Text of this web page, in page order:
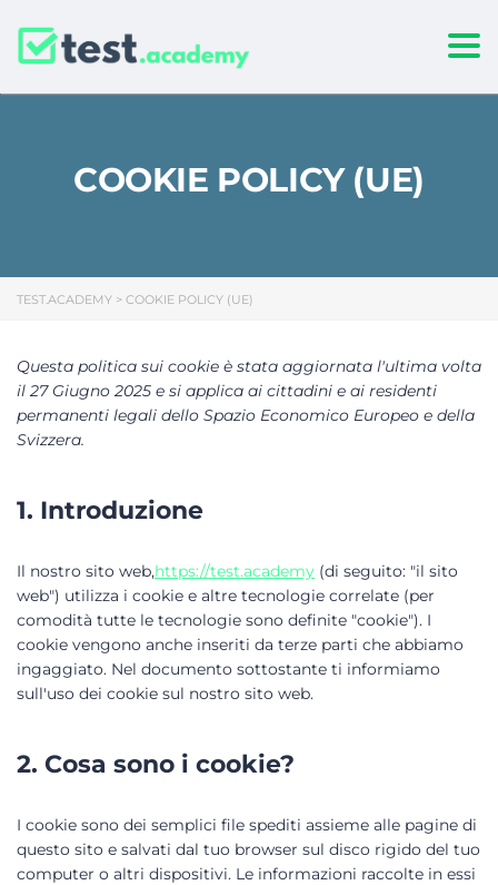
COOKIE POLICY (UE)
TEST.ACADEMY > COOKIE POLICY (UE)
Questa politica sui cookie è stata aggiornata l'ultima volta
il 27 Giugno 2025 e si applica ai cittadini e ai residenti
permanenti legali dello Spazio Economico Europeo e della
Svizzera.
1. Introduzione
Il nostro sito web,https://test.academy (di seguito: "il sito
web") utilizza i cookie e altre tecnologie correlate (per
comodità tutte le tecnologie sono definite "cookie"). I
cookie vengono anche inseriti da terze parti che abbiamo
ingaggiato. Nel documento sottostante ti informiamo
sull'uso dei cookie sul nostro sito web.
2. Cosa sono i cookie?
I cookie sono dei semplici file spediti assieme alle pagine di
questo sito e salvati dal tuo browser sul disco rigido del tuo
computer o altri dispositivi. Le informazioni raccolte in essi